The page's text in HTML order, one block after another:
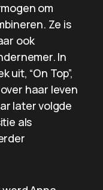
om
Ze is
ook
In
uit, “On Top”,
haar leven
later volgde
als